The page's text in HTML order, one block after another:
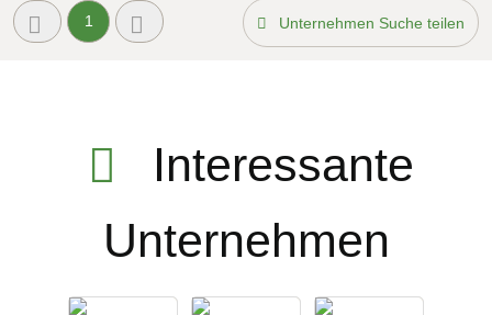
1 Unternehmen Suche teilen
Interessante
Unternehmen